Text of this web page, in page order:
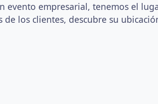
evento empresarial, tenemos el
los clientes, descubre su